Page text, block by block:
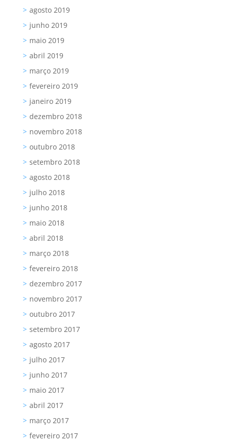
agosto 2019
junho 2019
maio 2019
abril 2019
março 2019
fevereiro 2019
janeiro 2019
dezembro 2018
novembro 2018
outubro 2018
setembro 2018
agosto 2018
julho 2018
junho 2018
maio 2018
abril 2018
março 2018
fevereiro 2018
dezembro 2017
novembro 2017
outubro 2017
setembro 2017
agosto 2017
julho 2017
junho 2017
maio 2017
abril 2017
março 2017
fevereiro 2017